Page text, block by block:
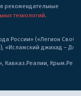
рекомендательные
технологий.
России» («Легион
«Исламский джихад –
Кавказ.Реалии,